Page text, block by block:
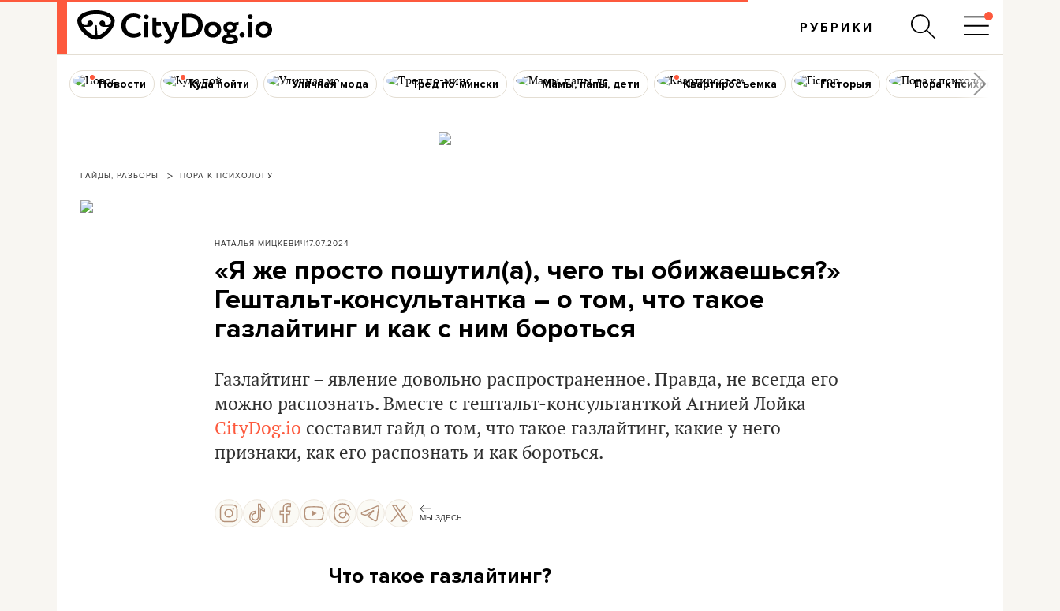
РУБРИКИ
Новости Куда пойти Уличная мода Тред по-мински Мамы, папы, дети Квартиросъемка Гісторыя Пора к психологу
ГАЙДЫ, РАЗБОРЫ ПОРА К ПСИХОЛОГУ
НАТАЛЬЯ МИЦКЕВИЧ17.07.2024
«Я же просто пошутил(а), чего ты обижаешься?»
Гештальт-консультантка – о том, что такое
газлайтинг и как с ним бороться
Газлайтинг – явление довольно распространенное. Правда, не всегда его
можно распознать. Вместе с гештальт-консультанткой Агнией Лойка
CityDog.io составил гайд о том, что такое газлайтинг, какие у него
признаки, как его распознать и как бороться.
МЫ ЗДЕСЬ
Что такое газлайтинг?